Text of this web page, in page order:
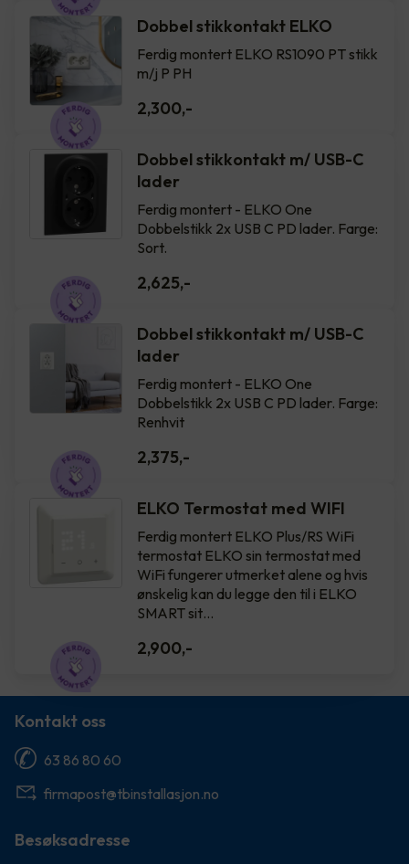
Dobbel stikkontakt ELKO
Ferdig montert ELKO RS1090 PT stikk
m/j P PH
2,300,-
Dobbel stikkontakt m/ USB-C
lader
Ferdig montert - ELKO One
Dobbelstikk 2x USB C PD lader. Farge:
Sort.
2,625,-
Dobbel stikkontakt m/ USB-C
lader
Ferdig montert - ELKO One
Dobbelstikk 2x USB C PD lader. Farge:
Renhvit
2,375,-
ELKO Termostat med WIFI
Ferdig montert ELKO Plus/RS WiFi
termostat ELKO sin termostat med
WiFi fungerer utmerket alene og hvis
ønskelig kan du legge den til i ELKO
SMART sit…
2,900,-
Kontakt oss
63 86 80 60
firmapost@tbinstallasjon.no
Besøksadresse